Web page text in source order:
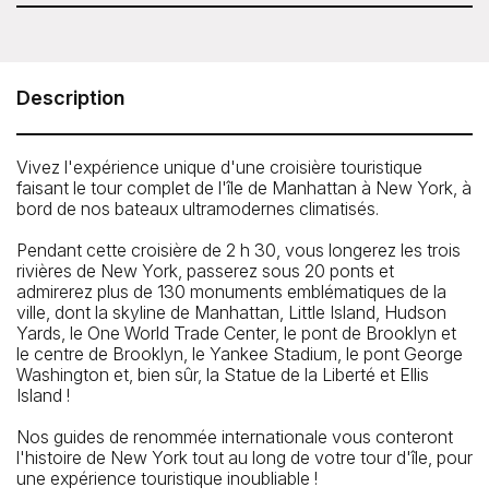
vérifier les disponibilités lors de votre réservation.
Avenue, New York, NY 10036
Téléphone: 212-563-3200
Description
Vivez l'expérience unique d'une croisière touristique
faisant le tour complet de l'île de Manhattan à New York, à
bord de nos bateaux ultramodernes climatisés.
Pendant cette croisière de 2 h 30, vous longerez les trois
rivières de New York, passerez sous 20 ponts et
admirerez plus de 130 monuments emblématiques de la
ville, dont la skyline de Manhattan, Little Island, Hudson
Yards, le One World Trade Center, le pont de Brooklyn et
le centre de Brooklyn, le Yankee Stadium, le pont George
Washington et, bien sûr, la Statue de la Liberté et Ellis
Island !
Nos guides de renommée internationale vous conteront
l'histoire de New York tout au long de votre tour d'île, pour
une expérience touristique inoubliable !